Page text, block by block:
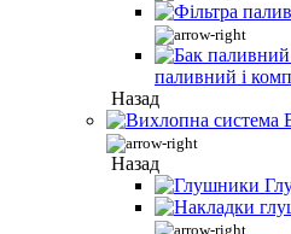
паливний і
Назад
Назад